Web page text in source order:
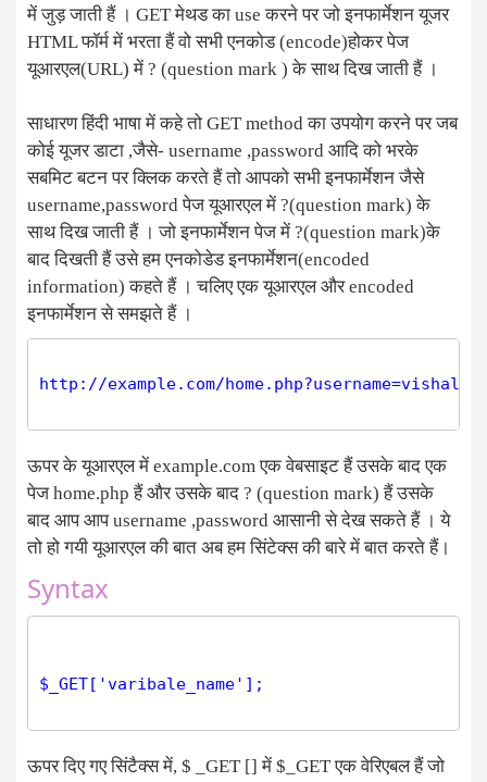
में जुड़ जाती हैं । GET मेथड का use करने पर जो इनफार्मेशन यूजर
HTML फॉर्म में भरता हैं वो सभी एनकोड (encode)होकर पेज
यूआरएल(URL) में ? (question mark ) के साथ दिख जाती हैं ।
साधारण हिंदी भाषा में कहे तो GET method का उपयोग करने पर जब
कोई यूजर डाटा ,जैसे- username ,password आदि को भरके
सबमिट बटन पर क्लिक करते हैं तो आपको सभी इनफार्मेशन जैसे
username,password पेज यूआरएल में ?(question mark) के
साथ दिख जाती हैं । जो इनफार्मेशन पेज में ?(question mark)के
बाद दिखती हैं उसे हम एनकोडेड इनफार्मेशन(encoded
information) कहते हैं । चलिए एक यूआरएल और encoded
इनफार्मेशन से समझते हैं ।
http://example.com/
ऊपर के यूआरएल में example.com एक वेबसाइट हैं उसके बाद एक
पेज home.php हैं और उसके बाद ? (question mark) हैं उसके
बाद आप आप username ,password आसानी से देख सकते हैं । ये
तो हो गयी यूआरएल की बात अब हम सिंटेक्स की बारे में बात करते हैं।
Syntax
$_GET['varibale_name'];
ऊपर दिए गए सिंटैक्स में, $ _GET [] में $_GET एक वेरिएबल हैं जो